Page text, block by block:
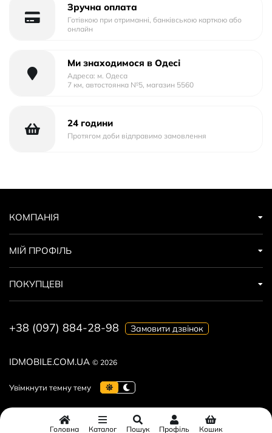
Зручна оплата
Готівкою при отриманні, банківською карткою або
онлайн
Ми знаходимося в Одесі
Адреса: м. Одеса
7 км, автостоянка №5, магазин 5560
24 години
Протягом доби відправимо замовлення
IDMOBILE.COM.UA © 2026
КОМПАНІЯ
МІЙ ПРОФІЛЬ
ПОКУПЦЕВІ
+38 (097) 884-28-98 Замовити дзвінок
Головна Каталог Пошук Профіль Кошик